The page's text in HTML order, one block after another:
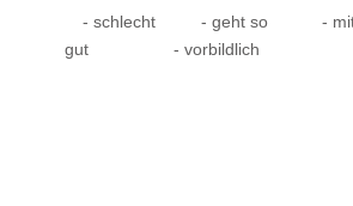
- schlecht - geht so -
gut
- vorbildlich